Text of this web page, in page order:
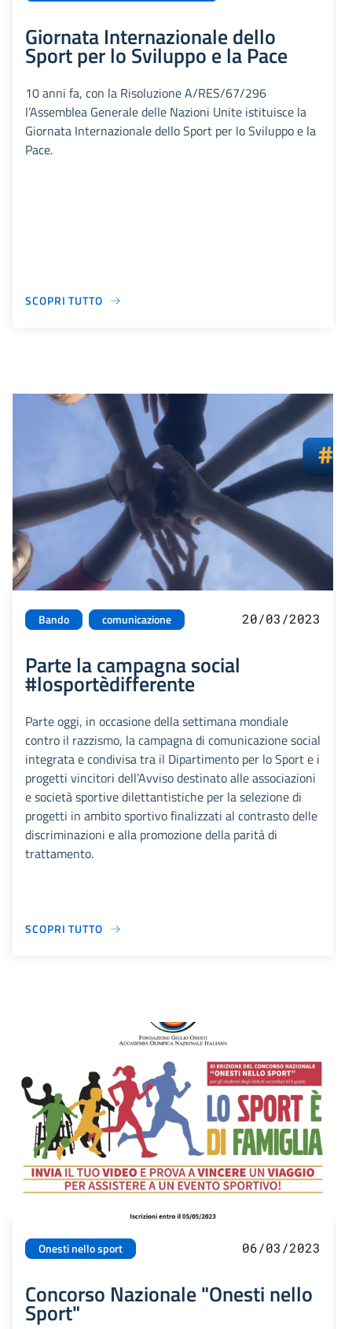
Giornata Internazionale dello
Sport per lo Sviluppo e la Pace
10 anni fa, con la Risoluzione A/RES/67/296
l’Assemblea Generale delle Nazioni Unite istituisce la
Giornata Internazionale dello Sport per lo Sviluppo e la
Pace.
SCOPRI TUTTO
Bando comunicazione 20/03/2023
Parte la campagna social
#losportèdifferente
Parte oggi, in occasione della settimana mondiale
contro il razzismo, la campagna di comunicazione social
integrata e condivisa tra il Dipartimento per lo Sport e i
progetti vincitori dell’Avviso destinato alle associazioni
e società sportive dilettantistiche per la selezione di
progetti in ambito sportivo finalizzati al contrasto delle
discriminazioni e alla promozione della parità di
trattamento.
SCOPRI TUTTO
Onesti nello sport 06/03/2023
Concorso Nazionale "Onesti nello
Sport"